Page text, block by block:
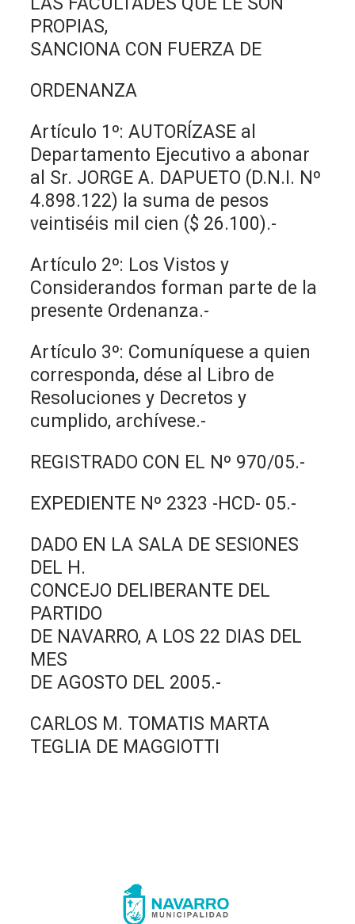
PROPIAS,
SANCIONA CON FUERZA DE
ORDENANZA
Artículo 1º: AUTORÍZASE al
Departamento Ejecutivo a abonar
al Sr. JORGE A. DAPUETO (D.N.I. Nº
4.898.122) la suma de pesos
veintiséis mil cien ($ 26.100).-
Artículo 2º: Los Vistos y
Considerandos forman parte de la
presente Ordenanza.-
Artículo 3º: Comuníquese a quien
corresponda, dése al Libro de
Resoluciones y Decretos y
cumplido, archívese.-
REGISTRADO CON EL Nº 970/05.-
EXPEDIENTE Nº 2323 -HCD- 05.-
DADO EN LA SALA DE SESIONES
DEL H.
CONCEJO DELIBERANTE DEL
PARTIDO
DE NAVARRO, A LOS 22 DIAS DEL
MES
DE AGOSTO DEL 2005.-
CARLOS M. TOMATIS MARTA
TEGLIA DE MAGGIOTTI